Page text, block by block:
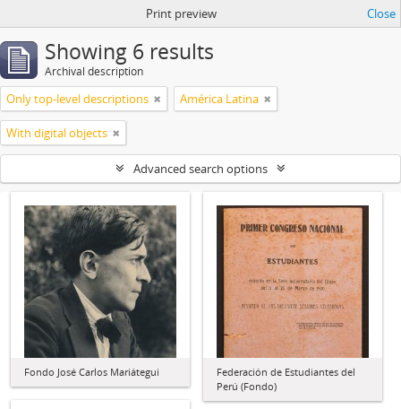
Print preview Close
Showing 6 results
Archival description
Only top-level descriptions América Latina
With digital objects
Advanced search options
Fondo José Carlos Mariátegui
Federación de Estudiantes del
Perú (Fondo)